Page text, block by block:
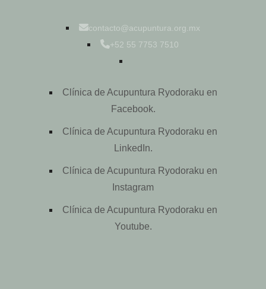
contacto@acupuntura.org.mx
+52 55 7753 7510
Clínica de Acupuntura Ryodoraku en
Facebook.
Clínica de Acupuntura Ryodoraku en
LinkedIn.
Clínica de Acupuntura Ryodoraku en
Instagram
Clínica de Acupuntura Ryodoraku en
Youtube.